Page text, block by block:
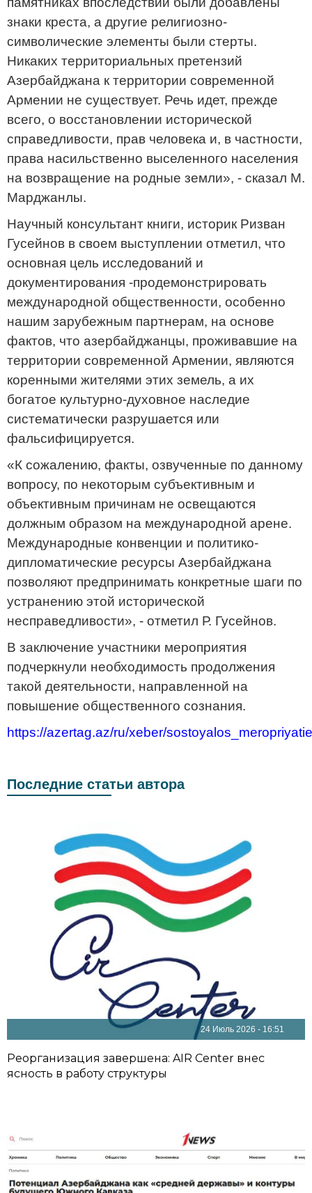
знаки креста, а другие религиозно-
символические элементы были стерты.
Никаких территориальных претензий
Азербайджана к территории современной
Армении не существует. Речь идет, прежде
всего, о восстановлении исторической
справедливости, прав человека и, в частности,
права насильственно выселенного населения
на возвращение на родные земли», - сказал М.
Марджанлы.
Научный консультант книги, историк Ризван
Гусейнов в своем выступлении отметил, что
основная цель исследований и
документирования -продемонстрировать
международной общественности, особенно
нашим зарубежным партнерам, на основе
фактов, что азербайджанцы, проживавшие на
территории современной Армении, являются
коренными жителями этих земель, а их
богатое культурно-духовное наследие
систематически разрушается или
фальсифицируется.
«К сожалению, факты, озвученные по данному
вопросу, по некоторым субъективным и
объективным причинам не освещаются
должным образом на международной арене.
Международные конвенции и политико-
дипломатические ресурсы Азербайджана
позволяют предпринимать конкретные шаги по
устранению этой исторической
несправедливости», - отметил Р. Гусейнов.
В заключение участники мероприятия
подчеркнули необходимость продолжения
такой деятельности, направленной на
повышение общественного сознания.
https://azertag.az/ru/xeber/
Последние статьи автора
24 Июль 2026 - 16:51
Реорганизация завершена: AIR Center внес
ясность в работу структуры